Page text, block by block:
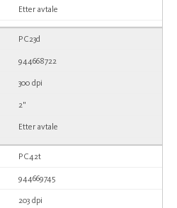
Etter avtale
PC23d
944668722
300 dpi
2"
Etter avtale
PC42t
944669745
203 dpi